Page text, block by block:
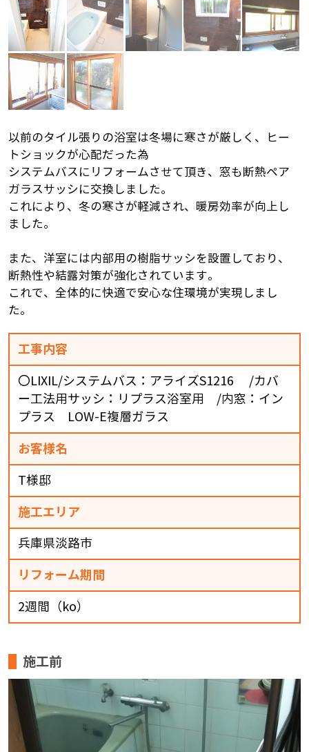
以前のタイル張りの浴室は冬場に寒さが厳しく、ヒー
トショックが心配だった為
システムバスにリフォームさせて頂き、窓も断熱ペア
ガラスサッシに交換しました。
これにより、冬の寒さが軽減され、暖房効率が向上し
ました。
また、洋室には内部用の樹脂サッシを設置しており、
断熱性や結露対策が強化されています。
これで、全体的に快適で安心な住環境が実現しまし
た。
工事内容
〇LIXIL/システムバス：アライズS1216 /カバ
ー工法用サッシ：リプラス浴室用 /内窓：イン
プラス LOW-E複層ガラス
お客様名
T様邸
施工エリア
兵庫県淡路市
リフォーム期間
2週間（ko）
施工前